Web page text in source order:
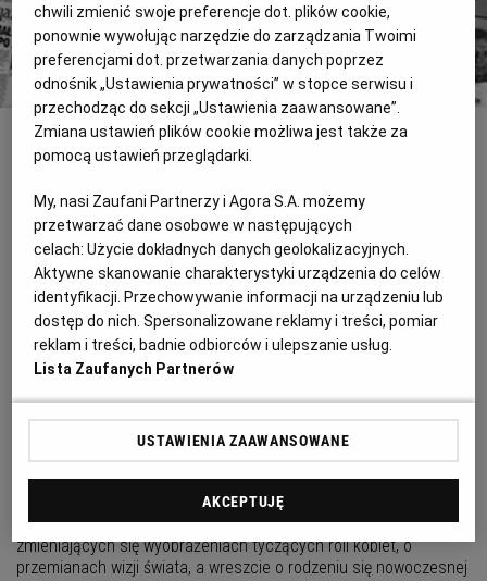
lub Zaloguj się
INNE
Wisła, śmieci i dyskoteka
Jednym z najdłuższych spacerów, jakie można odbyć w
Warszawie, jest trasa nad Wisłą od Cypla Czerniakowskiego do
klubu Spójnia na Żoliborzu. To dziwne połączenie miasta i
nieuporządkowanej przyrody, ruchu i ciszy.
Królowe epok
Ukazanie się w tym samym czasie dwóch biografii wielkich
różnic między tymi książkami, bo pierwsza jest rzetelną pracą
historyczną zaopatrzoną w przypisy i indeksy, a druga
opowieścią stylizowaną na pamiętnik królowej Wiktorii, choć
dobrze oddającą klimat epoki. Ale ich zestawienie, poza ciekawą
lekturą o życiu monarchiń, o obyczajach i mentalności ich
czasów, daje przez porównanie również wiedzę dodatkową - o
zmieniających się wyobrażeniach tyczących roli kobiet, o
przemianach wizji świata, a wreszcie o rodzeniu się nowoczesnej
chwili zmienić swoje preferencje dot. plików cookie,
ponownie wywołując narzędzie do zarządzania Twoimi
preferencjami dot. przetwarzania danych poprzez
odnośnik „Ustawienia prywatności” w stopce serwisu i
przechodząc do sekcji „Ustawienia zaawansowane”.
Zmiana ustawień plików cookie możliwa jest także za
pomocą ustawień przeglądarki.
My, nasi Zaufani Partnerzy i Agora S.A. możemy
przetwarzać dane osobowe w następujących
celach:Użycie dokładnych danych geolokalizacyjnych.
Aktywne skanowanie charakterystyki urządzenia do celów
identyfikacji. Przechowywanie informacji na urządzeniu lub
dostęp do nich. Spersonalizowane reklamy i treści, pomiar
reklam i treści, badnie odbiorców i ulepszanie usług.
Lista Zaufanych Partnerów
USTAWIENIA ZAAWANSOWANE
AKCEPTUJĘ